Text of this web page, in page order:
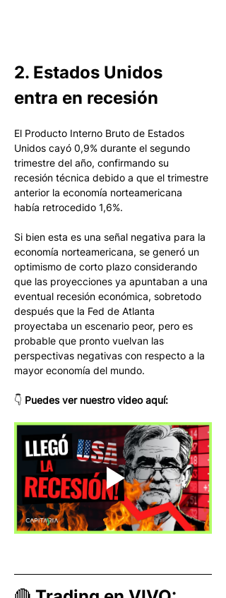
2. Estados Unidos
entra en recesión
El Producto Interno Bruto de Estados
Unidos cayó 0,9% durante el segundo
trimestre del año, confirmando su
recesión técnica debido a que el trimestre
anterior la economía norteamericana
había retrocedido 1,6%.
Si bien esta es una señal negativa para la
economía norteamericana, se generó un
optimismo de corto plazo considerando
que las proyecciones ya apuntaban a una
eventual recesión económica, sobretodo
después que la Fed de Atlanta
proyectaba un escenario peor, pero es
probable que pronto vuelvan las
perspectivas negativas con respecto a la
mayor economía del mundo.
👇 Puedes ver nuestro video aquí: